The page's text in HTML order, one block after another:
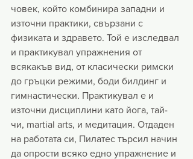
човек, който комбинира западни и
източни практики, свързани с
физиката и здравето. Той е изследвал
и практикувал упражнения от
всякакъв вид, от класически римски
до гръцки режими, боди билдинг и
гимнастически. Практикувал е и
източни дисциплини като йога, тай-
чи, martial arts, и медитация. Отдаден
на работата си, Пилатес търсил начин
да опрости всяко едно упражнение и